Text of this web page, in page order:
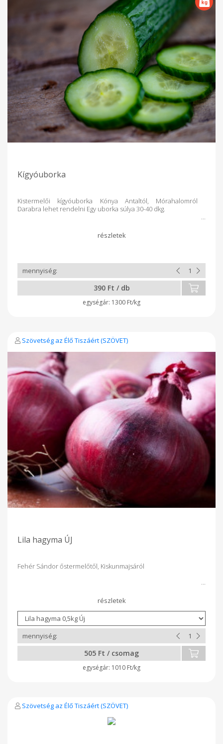
Kígyóuborka
Kistermelői kígyóuborka Kónya Antaltól, Mórahalomról
Darabra lehet rendelni Egy uborka súlya 30-40 dkg.
390 Ft / db
1300 Ft/kg
Szövetség az Élő Tiszáért (SZÖVET)
Lila hagyma ÚJ
Fehér Sándor őstermelőtől, Kiskunmajsáról
505 Ft / csomag
1010 Ft/kg
Szövetség az Élő Tiszáért (SZÖVET)